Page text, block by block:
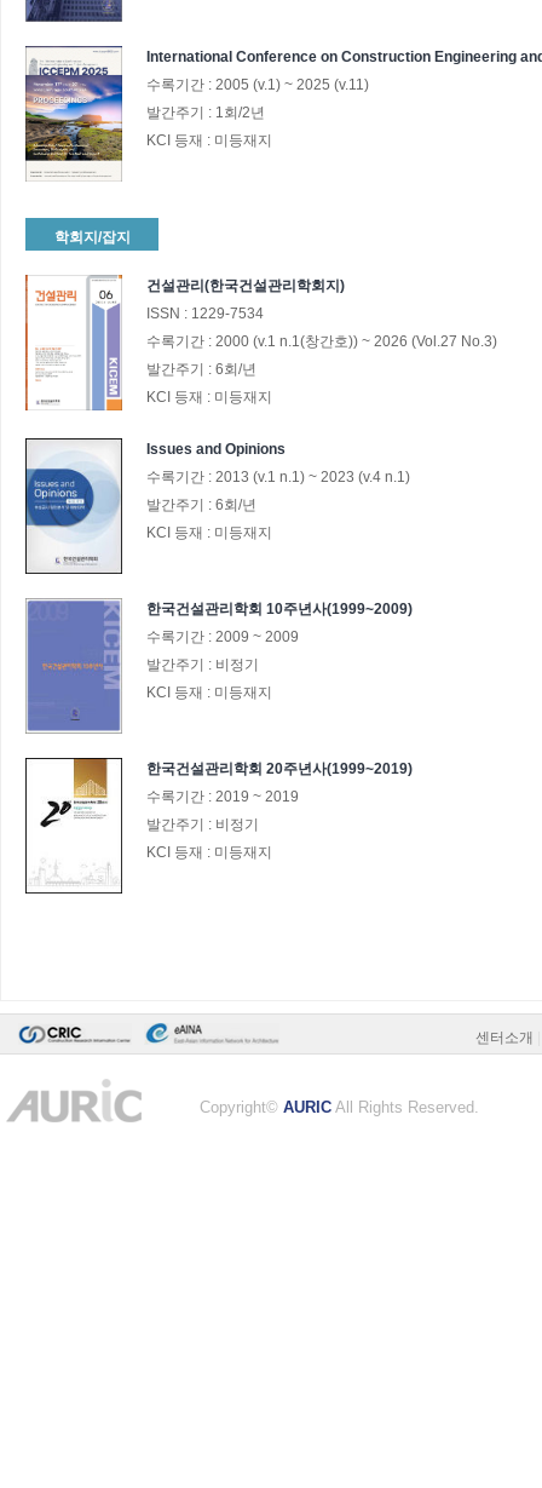
International Conference on Construction Engineering
수록기간 : 2005 (v.1) ~ 2025 (v.11)
발간주기 : 1회/2년
KCI 등재 : 미등재지
학회지/잡지
건설관리(한국건설관리학회지)
ISSN : 1229-7534
수록기간 : 2000 (v.1 n.1(창간호)) ~ 2026 (Vol.27 No.3)
발간주기 : 6회/년
KCI 등재 : 미등재지
Issues and Opinions
수록기간 : 2013 (v.1 n.1) ~ 2023 (v.4 n.1)
발간주기 : 6회/년
KCI 등재 : 미등재지
한국건설관리학회 10주년사(1999~2009)
수록기간 : 2009 ~ 2009
발간주기 : 비정기
KCI 등재 : 미등재지
한국건설관리학회 20주년사(1999~2019)
수록기간 : 2019 ~ 2019
발간주기 : 비정기
KCI 등재 : 미등재지
센터소개
Copyright© AURIC All Rights Reserved.